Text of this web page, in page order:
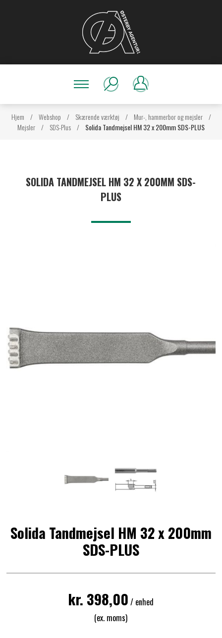
Hjem / Webshop / Skærende værktøj / Mur-, hammerbor og mejsler /
Mejsler / SDS-Plus / Solida Tandmejsel HM 32 x 200mm SDS-PLUS
SOLIDA TANDMEJSEL HM 32 X 200MM SDS-
PLUS
Solida Tandmejsel HM 32 x 200mm
SDS-PLUS
kr. 398,00 / enhed
(ex. moms)